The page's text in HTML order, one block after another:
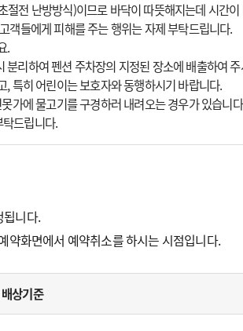
절전 난방방식)이므로 바닥이 따뜻해지는데 시간
객들에게 피해를 주는 행위는 자제 부탁드립니다.
.
리하여 펜션 주차장의 지정된 장소에 배출하여
특히 어린이는 보호자와 동행하시기 바랍니다.
가에 물고기를 구경하러 내려오는 경우가 있습니
드립니다.
니다.
화면에서 예약취소를 하시는 시점입니다.
상기준